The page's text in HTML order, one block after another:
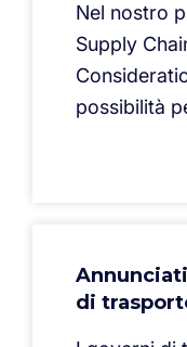
Nel nostro
Supply
possibilità
di